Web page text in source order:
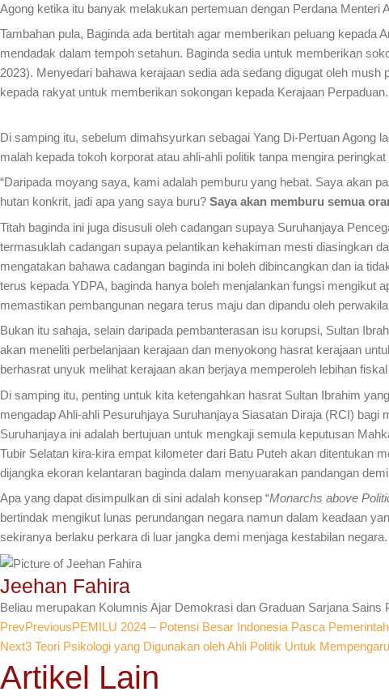
Agong ketika itu banyak melakukan pertemuan dengan Perdana
Tambahan pula, Baginda ada bertitah agar memberikan peluang
mendadak dalam tempoh setahun. Baginda sedia untuk memberikan
2023). Menyedari bahawa kerajaan sedia ada sedang digugat oleh
kepada rakyat untuk memberikan sokongan kepada Kerajaan Perpaduan.
Di samping itu, sebelum dimahsyurkan sebagai Yang Di-Pertuan Agong
malah kepada tokoh korporat atau ahli-ahli politik tanpa mengira
“Daripada moyang saya, kami adalah pemburu yang hebat. Saya akan
hutan konkrit, jadi apa yang saya buru? Saya akan memburu semua
Titah baginda ini juga disusuli oleh cadangan supaya Suruhanjaya
termasuklah cadangan supaya pelantikan kehakiman mesti diasingkan
mengatakan bahawa cadangan baginda ini boleh dibincangkan dan ia
terus kepada YDPA, baginda hanya boleh menjalankan fungsi mengikut
memastikan pembangunan negara terus maju dan dipandu oleh
Bukan itu sahaja, selain daripada pembanterasan isu korupsi, Sultan
akan meneliti perbelanjaan kerajaan dan menyokong hasrat kerajaan
berhasrat unyuk melihat kerajaan akan berjaya memperoleh lebihan
Di samping itu, penting untuk kita ketengahkan hasrat Sultan Ibrahim
mengadap Ahli-ahli Pesuruhjaya Suruhanjaya Siasatan Diraja (RCI)
Suruhanjaya ini adalah bertujuan untuk mengkaji semula keputusan
Tubir Selatan kira-kira empat kilometer dari Batu Puteh akan ditentukan
dijangka ekoran kelantaran baginda dalam menyuarakan pandangan
Apa yang dapat disimpulkan di sini adalah konsep “Monarchs above
bertindak mengikut lunas perundangan negara namun dalam keadaan
sekiranya berlaku perkara di luar jangka demi menjaga kestabilan negara.
Jeehan Fahira
Beliau merupakan Kolumnis Ajar Demokrasi dan Graduan Sarjana
PrevPreviousPEMILU 2024 – Potensi Besar Indonesia Pasca
Next3 Teori Psikologi yang Digunakan oleh Ahli Politik Untuk
Artikel Lain